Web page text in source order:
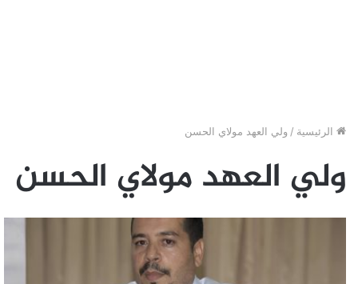
الرئيسية / ولي العهد مولاي الحسن
ولي العهد مولاي الحسن